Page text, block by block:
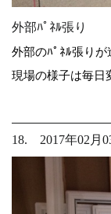
外部ﾊﾟﾈﾙ張り
外部のﾊﾟﾈﾙ張り
現場の様子は毎日
18. 2017年02月